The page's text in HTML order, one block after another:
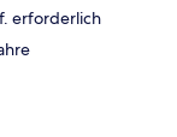
erforderlich